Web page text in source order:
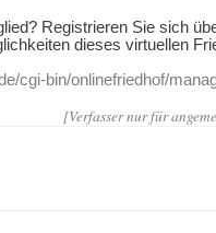
Registrieren Sie sich
dieses virtuellen
cgi-bin/onlinefriedhof/
[Verfasser nur für